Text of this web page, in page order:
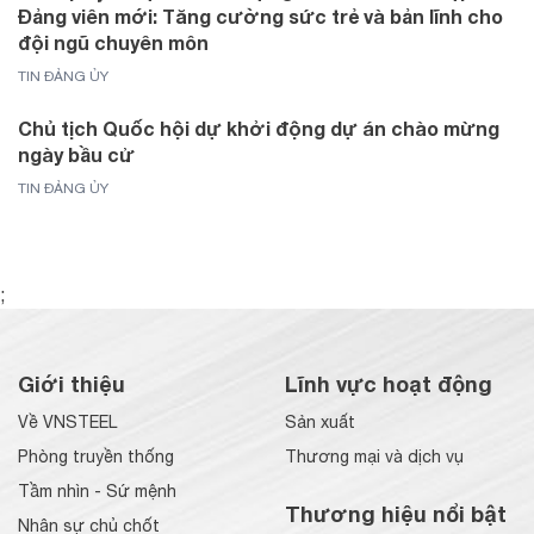
Đảng viên mới: Tăng cường sức trẻ và bản lĩnh cho
đội ngũ chuyên môn
TIN ĐẢNG ỦY
Chủ tịch Quốc hội dự khởi động dự án chào mừng
ngày bầu cử
TIN ĐẢNG ỦY
;
Giới thiệu
Về VNSTEEL
Phòng truyền thống
Tầm nhìn - Sứ mệnh
Nhân sự chủ chốt
Lĩnh vực hoạt động
Sản xuất
Thương mại và dịch vụ
Thương hiệu nổi bật